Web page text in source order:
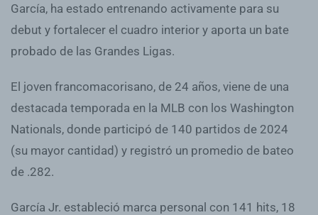
García, ha estado entrenando activamente para su
debut y fortalecer el cuadro interior y aporta un bate
probado de las Grandes Ligas.
El joven francomacorisano, de 24 años, viene de una
destacada temporada en la MLB con los Washington
Nationals, donde participó de 140 partidos de 2024
(su mayor cantidad) y registró un promedio de bateo
de .282.
García Jr. estableció marca personal con 141 hits, 18